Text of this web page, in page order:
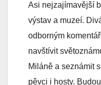
Asi nejzajímavější
výstav a muzeí.
odborným
navštívit
Miláně a seznámit
pěvci i hosty.